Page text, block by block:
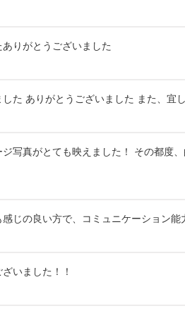
りがとうございました
た ありがとうございました また、宜
写真がとても映えました！ その都度
じの良い方で、コミュニケーション
いました！！